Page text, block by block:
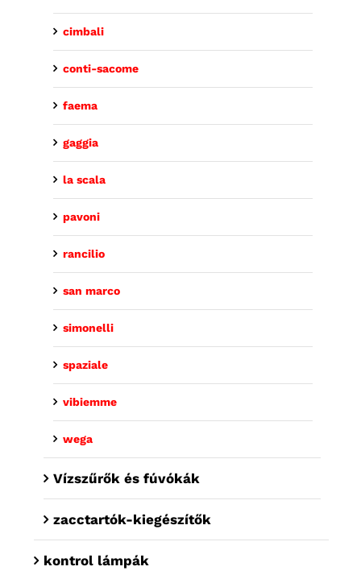
cimbali
conti-sacome
faema
gaggia
la scala
pavoni
rancilio
san marco
simonelli
spaziale
vibiemme
wega
Vízszűrők és fúvókák
zacctartók-kiegészítők
kontrol lámpák